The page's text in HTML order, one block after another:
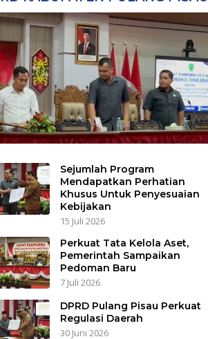
Sejumlah Program
Mendapatkan Perhatian
Khusus Untuk Penyesuaian
Kebijakan
15 Juli 2026
Perkuat Tata Kelola Aset,
Pemerintah Sampaikan
Pedoman Baru
7 Juli 2026
DPRD Pulang Pisau Perkuat
Regulasi Daerah
30 Juni 2026